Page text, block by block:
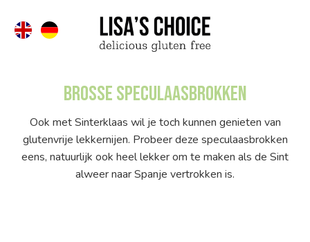
Brosse speculaasbrokken
Ook met Sinterklaas wil je toch kunnen genieten van
glutenvrije lekkernijen. Probeer deze speculaasbrokken
eens, natuurlijk ook heel lekker om te maken als de Sint
alweer naar Spanje vertrokken is.